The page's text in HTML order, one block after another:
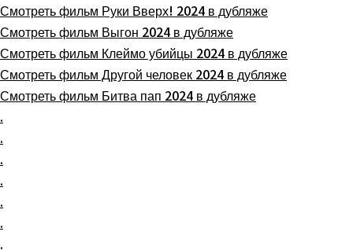
Смотреть фильм Руки Вверх! 2024 в дубляже
Смотреть фильм Выгон 2024 в дубляже
Смотреть фильм Клеймо убийцы 2024 в дубляже
Смотреть фильм Другой человек 2024 в дубляже
Смотреть фильм Битва пап 2024 в дубляже
.
.
.
.
.
.
.